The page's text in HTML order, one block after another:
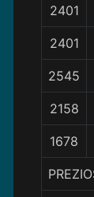
2401
2401
2545
2158
1678